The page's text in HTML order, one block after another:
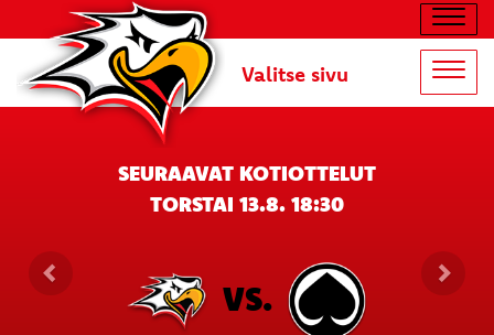
Valitse sivu
SEURAAVAT KOTIOTTELUT
TORSTAI 13.8. 18:30
VS.